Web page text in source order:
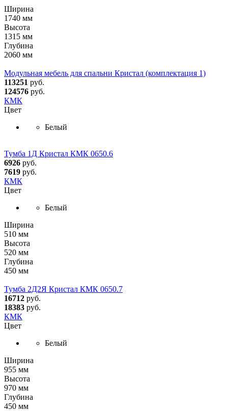
Ширина
1740 мм
Высота
1315 мм
Глубина
2060 мм
Модульная мебель для спальни Кристал (комплектация 1)
113251 руб.
124576 руб.
КМК
Цвет
Белый
Тумба 1Д Кристал КМК 0650.6
6926 руб.
7619 руб.
КМК
Цвет
Белый
Ширина
510 мм
Высота
520 мм
Глубина
450 мм
Тумба 2Д2Я Кристал КМК 0650.7
16712 руб.
18383 руб.
КМК
Цвет
Белый
Ширина
955 мм
Высота
970 мм
Глубина
450 мм